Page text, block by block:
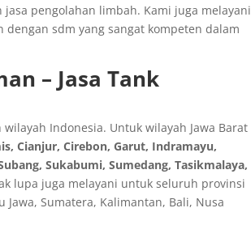
pengolahan limbah. Kami juga melayani
sdm yang sangat kompeten dalam
– Jasa Tank
Indonesia. Untuk wilayah Jawa Barat
Cianjur, Cirebon, Garut, Indramayu,
Sukabumi, Sumedang, Tasikmalaya,
lupa juga melayani untuk seluruh provinsi
Sumatera, Kalimantan, Bali, Nusa